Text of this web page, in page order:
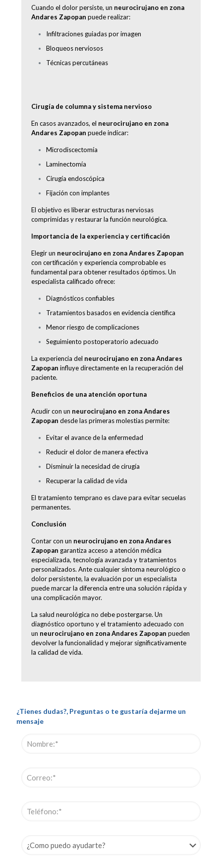
Cuando el dolor persiste, un neurocirujano en zona
Andares Zapopan puede realizar:
Infiltraciones guiadas por imagen
Bloqueos nerviosos
Técnicas percutáneas
Cirugía de columna y sistema nervioso
En casos avanzados, el neurocirujano en zona
Andares Zapopan puede indicar:
Microdiscectomía
Laminectomía
Cirugía endoscópica
Fijación con implantes
El objetivo es liberar estructuras nerviosas
comprimidas y restaurar la función neurológica.
Importancia de la experiencia y certificación
Elegir un neurocirujano en zona Andares Zapopan
con certificación y experiencia comprobable es
fundamental para obtener resultados óptimos. Un
especialista calificado ofrece:
Diagnósticos confiables
Tratamientos basados en evidencia científica
Menor riesgo de complicaciones
Seguimiento postoperatorio adecuado
La experiencia del neurocirujano en zona Andares
Zapopan influye directamente en la recuperación del
paciente.
Beneficios de una atención oportuna
Acudir con un neurocirujano en zona Andares
Zapopan desde las primeras molestias permite:
Evitar el avance de la enfermedad
Reducir el dolor de manera efectiva
Disminuir la necesidad de cirugía
Recuperar la calidad de vida
El tratamiento temprano es clave para evitar secuelas
permanentes.
Conclusión
Contar con un neurocirujano en zona Andares
Zapopan garantiza acceso a atención médica
especializada, tecnología avanzada y tratamientos
personalizados. Ante cualquier síntoma neurológico o
dolor persistente, la evaluación por un especialista
puede marcar la diferencia entre una solución rápida y
una complicación mayor.
La salud neurológica no debe postergarse. Un
diagnóstico oportuno y el tratamiento adecuado con
un neurocirujano en zona Andares Zapopan pueden
devolver la funcionalidad y mejorar significativamente
la calidad de vida.
¿Tienes dudas?, Preguntas o te gustaría dejarme un
mensaje